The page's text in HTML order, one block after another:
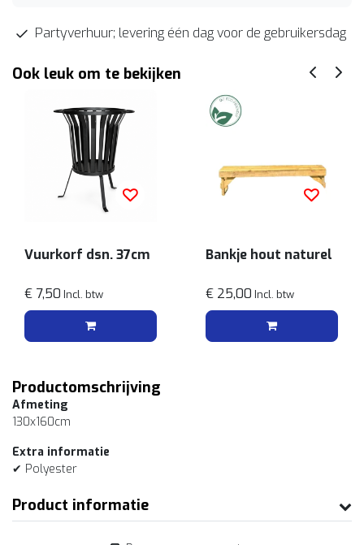
Partyverhuur; levering één dag voor de gebruikersdag
Ook leuk om te bekijken
Vuurkorf dsn. 37cm
€ 7,50 Incl. btw
Bankje hout naturel
€ 25,00 Incl. btw
Productomschrijving
Afmeting
130x160cm
Extra informatie
✔ Polyester
Product informatie